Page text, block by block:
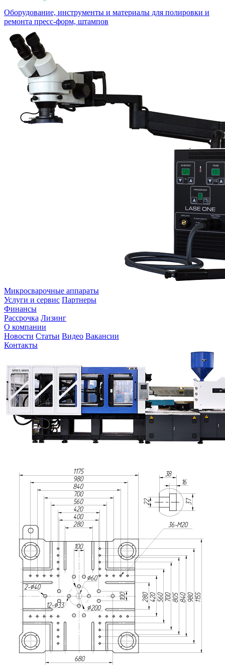
Оборудование, инструменты и материалы для полировки и
ремонта пресс-форм, штампов
Микросварочные аппараты
Услуги и сервис Партнеры
Финансы
Рассрочка Лизинг
О компании
Новости Статьи Видео Вакансии
Контакты